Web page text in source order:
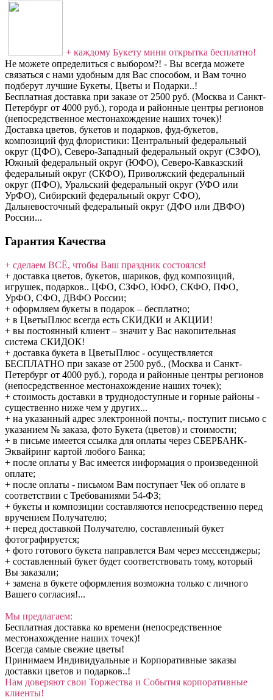
+ каждому Букету мини открытка бесплатно!
Не можете определиться с выбором?! - Вы всегда можете
связаться с нами удобным для Вас способом, и Вам точно
подберут лучшие Букеты, Цветы и Подарки..!
Бесплатная доставка при заказе от 2500 руб. (Москва и Санкт-
Петербург от 4000 руб.), города и районные центры регионов
(непосредственное местонахождение наших точек)!
Доставка цветов, букетов и подарков, фуд-букетов,
композиций фуд флористики: Центральный федеральный
округ (ЦФО), Северо-Западный федеральный округ (СЗФО),
Южный федеральный округ (ЮФО), Северо-Кавказский
федеральный округ (СКФО), Приволжский федеральный
округ (ПФО), Уральский федеральный округ (УФО или
УрФО), Сибирский федеральный округ СФО),
Дальневосточный федеральный округ (ДФО или ДВФО)
России...
Гарантия Качества
+ сделаем ВСЁ, чтобы Ваш праздник состоялся!
+ доставка цветов, букетов, шариков, фуд композиций,
игрушек, подарков.. ЦФО, СЗФО, ЮФО, СКФО, ПФО,
УрФО, СФО, ДВФО России;
+ оформляем букеты в подарок – бесплатно;
+ в ЦветыПлюс всегда есть СКИДКИ и АКЦИИ!
+ вы постоянный клиент – значит у Вас накопительная
система СКИДОК!
+ доставка букета в ЦветыПлюс - осуществляется
БЕСПЛАТНО при заказе от 2500 руб., (Москва и Санкт-
Петербург от 4000 руб.), города и районные центры регионов
(непосредственное местонахождение наших точек);
+ стоимость доставки в труднодоступные и горные районы -
существенно ниже чем у других...
+ на указанный адрес электронной почты,- поступит письмо с
указанием № заказа, фото Букета (цветов) и стоимости;
+ в письме имеется ссылка для оплаты через СБЕРБАНК-
Эквайринг картой любого Банка;
+ после оплаты у Вас имеется информация о произведенной
оплате;
+ после оплаты - письмом Вам поступает Чек об оплате в
соответствии с Требованиями 54-ФЗ;
+ букеты и композиции составляются непосредственно перед
вручением Получателю;
+ перед доставкой Получателю, составленный букет
фотографируется;
+ фото готового букета направлется Вам через мессенджеры;
+ составленный букет будет соответствовать тому, который
Вы заказали;
+ замена в букете оформления возможна только с личного
Вашего согласия!...
Мы предлагаем:
Бесплатная доставка ко времени (непосредственное
местонахождение наших точек)!
Всегда самые свежие цветы!
Принимаем Индивидуальные и Корпоративные заказы
доставки цветов и подарков..!
Нам доверяют свои Торжества и События корпоративные
клиенты!